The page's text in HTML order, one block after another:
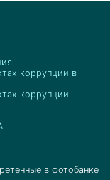
коррупции в
коррупции
в фотобанке